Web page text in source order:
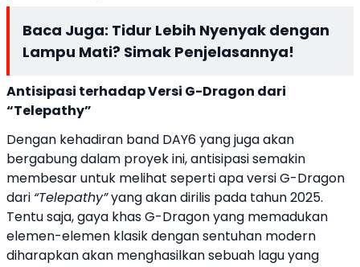
Baca Juga: Tidur Lebih Nyenyak dengan
Lampu Mati? Simak Penjelasannya!
Antisipasi terhadap Versi G-Dragon dari
“Telepathy”
Dengan kehadiran band DAY6 yang juga akan
bergabung dalam proyek ini, antisipasi semakin
membesar untuk melihat seperti apa versi G-Dragon
dari “Telepathy”yang akan dirilis pada tahun 2025.
Tentu saja, gaya khas G-Dragon yang memadukan
elemen-elemen klasik dengan sentuhan modern
diharapkan akan menghasilkan sebuah lagu yang